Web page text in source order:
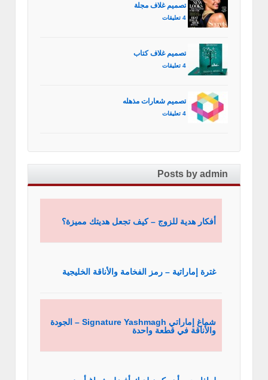
تصميم غلاف مجلة
4 تعليقات
تصميم غلاف كتاب
4 تعليقات
تصميم شعارات مذهله
4 تعليقات
Posts by admin
أفكار هدية للزوج – كيف تجعل هديتك مميزة؟
غترة إماراتية – رمز الفخامة والأناقة الخليجية
شماغ إماراتي Signature Yashmagh – الجودة
والأناقة في قطعة واحدة